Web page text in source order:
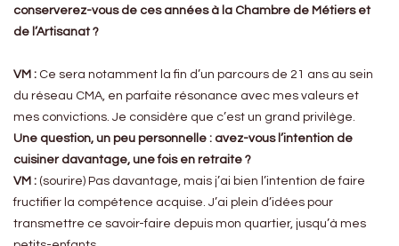
conserverez-vous de ces années à la Chambre de Métiers et
de l’Artisanat ?
VM : Ce sera notamment la fin d’un parcours de 21 ans au sein
du réseau CMA, en parfaite résonance avec mes valeurs et
mes convictions. Je considère que c’est un grand privilège.
Une question, un peu personnelle : avez-vous l’intention de
cuisiner davantage, une fois en retraite ?
VM : (sourire) Pas davantage, mais j’ai bien l’intention de faire
fructifier la compétence acquise. J’ai plein d’idées pour
transmettre ce savoir-faire depuis mon quartier, jusqu’à mes